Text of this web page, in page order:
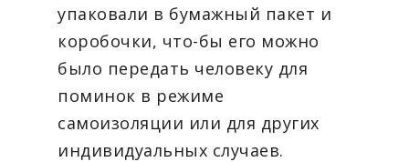
упаковали в бумажный пакет и
коробочки, что-бы его можно
было передать человеку для
поминок в режиме
самоизоляции или для других
индивидуальных случаев.